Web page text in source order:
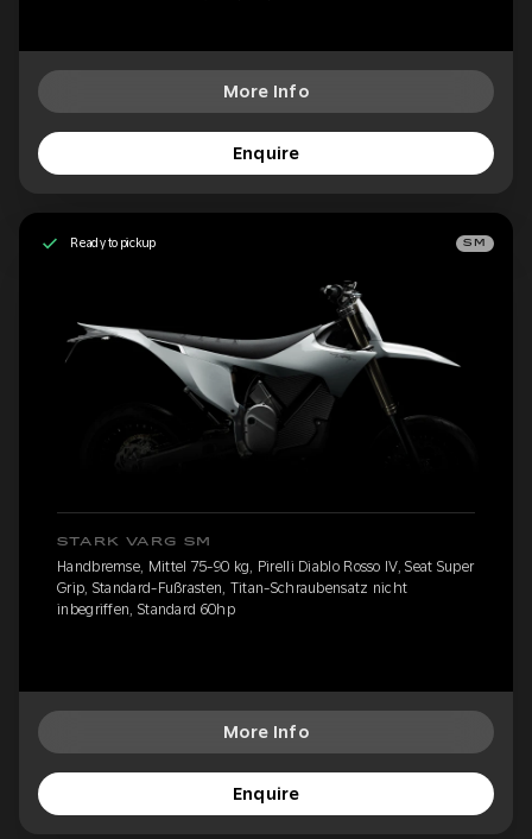
More Info
Enquire
Ready to pickup SM
STARK VARG SM
Handbremse, Mittel 75-90 kg, Pirelli Diablo Rosso IV, Seat Super
Grip, Standard-Fußrasten, Titan-Schraubensatz nicht
inbegriffen, Standard 60hp
More Info
Enquire